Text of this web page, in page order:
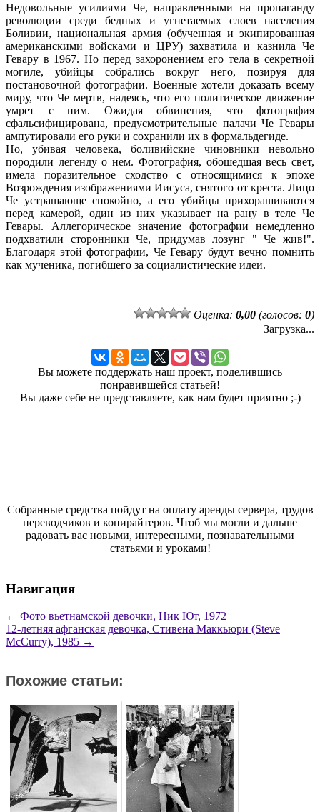
Недовольные усилиями Че, направленными на пропаганду
революции среди бедных и угнетаемых слоев населения
Боливии, национальная армия (обученная и экипированная
американскими войсками и ЦРУ) захватила и казнила Че
Гевару в 1967. Но перед захоронением его тела в секретной
могиле, убийцы собрались вокруг него, позируя для
постановочной фотографии. Военные хотели доказать всему
миру, что Че мертв, надеясь, что его политическое движение
умрет с ним. Ожидая обвинения, что фотография
сфальсифицирована, предусмотрительные палачи Че Гевары
ампутировали его руки и сохранили их в формальдегиде.
Но, убивая человека, боливийские чиновники невольно
породили легенду о нем. Фотография, обошедшая весь свет,
имела поразительное сходство с относящимися к эпохе
Возрождения изображениями Иисуса, снятого от креста. Лицо
Че устрашающе спокойно, а его убийцы прихорашиваются
перед камерой, один из них указывает на рану в теле Че
Гевары. Аллегорическое значение фотографии немедленно
подхватили сторонники Че, придумав лозунг " Че жив!".
Благодаря этой фотографии, Че Гевару будут вечно помнить
как мученика, погибшего за социалистические идеи.
Оценка: 0,00 (голосов: 0)
Загрузка...
Вы можете поддержать наш проект, поделившись
понравившейся статьей!
Вы даже себе не представляете, как нам будет приятно ;-)
Собранные средства пойдут на оплату аренды сервера, трудов
переводчиков и копирайтеров. Чтоб мы могли и дальше
радовать вас новыми, интересными, познавательными
статьями и уроками!
Навигация
← Фото вьетнамской девочки, Ник Ют, 1972
12-летняя афганская девочка, Стивена Маккьюри (Steve
McCurry), 1985 →
Похожие статьи: